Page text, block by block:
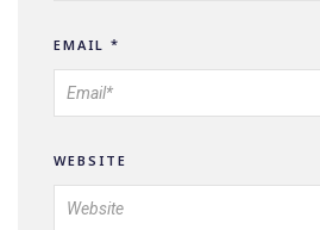
EMAIL *
WEBSITE